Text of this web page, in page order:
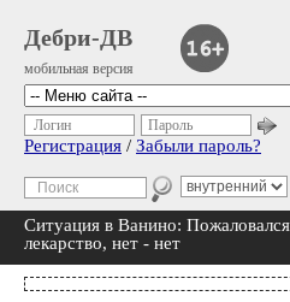
Дебри-ДВ
мобильная версия
Логин Пароль
Регистрация / Забыли пароль?
Ситуация в Ванино:
лекарство, нет - нет